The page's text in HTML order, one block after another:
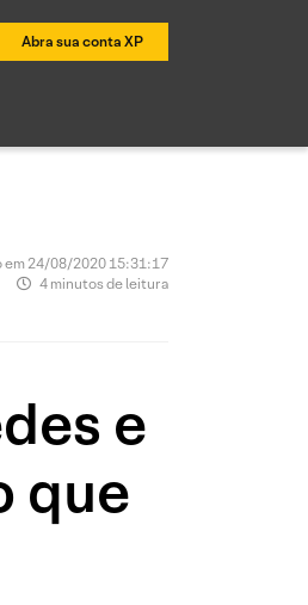
Abra sua conta XP
em 24/08/2020 15:31:17
4 minutos de leitura
e
que